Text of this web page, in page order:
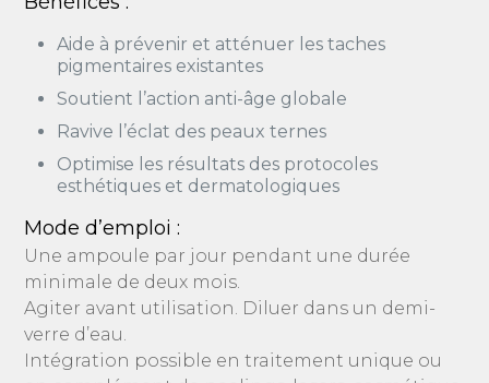
Aide à prévenir et atténuer les taches
pigmentaires existantes
Soutient l’action anti-âge globale
Ravive l’éclat des peaux ternes
Optimise les résultats des protocoles
esthétiques et dermatologiques
Mode d’emploi :
Une ampoule par jour pendant une durée
minimale de deux mois.
Agiter avant utilisation. Diluer dans un demi-
verre d’eau.
Intégration possible en traitement unique ou